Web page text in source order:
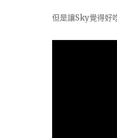
但是讓Sky覺得好